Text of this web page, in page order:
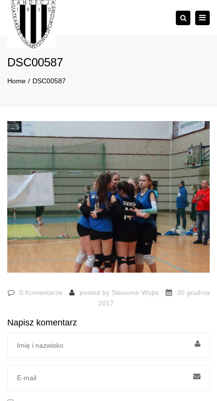
Szukaj
DSC00587
Home DSC00587
0 Komentarze posted by Sławomir Wojta
30 grudnia
2017
Napisz komentarz